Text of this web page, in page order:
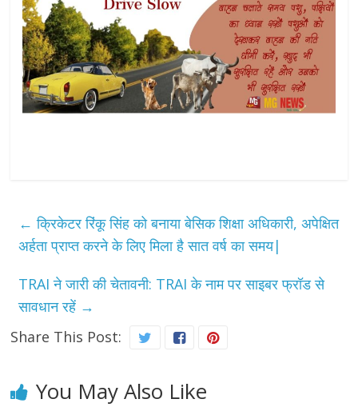
← क्रिकेटर रिंकू सिंह को बनाया बेसिक शिक्षा अधिकारी, अपेक्षित
अर्हता प्राप्त करने के लिए मिला है सात वर्ष का समय|
TRAI ने जारी की चेतावनी: TRAI के नाम पर साइबर फ्रॉड से
सावधान रहें →
Share This Post:
You May Also Like